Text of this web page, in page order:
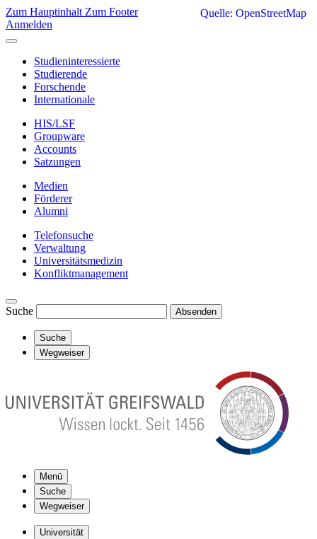
Zum Hauptinhalt Zum Footer
Anmelden
Studieninteressierte
Studierende
Forschende
Internationale
HIS/LSF
Groupware
Accounts
Satzungen
Medien
Förderer
Alumni
Telefonsuche
Verwaltung
Universitätsmedizin
Konfliktmanagement
Suche Absenden
Suche
Wegweiser
Menü
Suche
Wegweiser
Universität
Quelle: OpenStreetMap